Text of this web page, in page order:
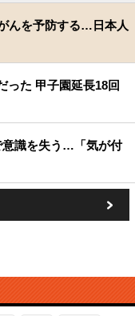
んを予防する…日本人
った 甲子園延長18回
意識を失う…「気が付